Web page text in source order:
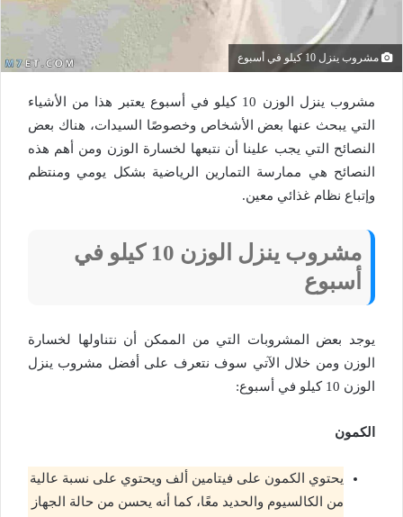
مشروب ينزل 10 كيلو في أسبوع
مشروب ينزل الوزن 10 كيلو في أسبوع يعتبر هذا من الأشياء
التي يبحث عنها بعض الأشخاص وخصوصًا السيدات، هناك بعض
النصائح التي يجب علينا أن نتبعها لخسارة الوزن ومن أهم هذه
النصائح هي ممارسة التمارين الرياضية بشكل يومي ومنتظم
وإتباع نظام غذائي معين.
مشروب ينزل الوزن 10 كيلو في
أسبوع
يوجد بعض المشروبات التي من الممكن أن نتناولها لخسارة
الوزن ومن خلال الآتي سوف نتعرف على أفضل مشروب ينزل
الوزن 10 كيلو في أسبوع:
الكمون
يحتوي الكمون على فيتامين ألف ويحتوي على نسبة عالية
من الكالسيوم والحديد معًا، كما أنه يحسن من حالة الجهاز